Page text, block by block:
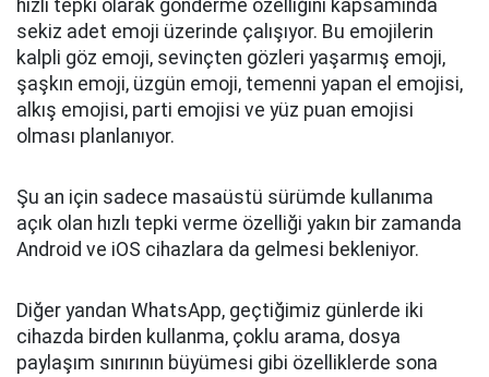
hızlı tepki olarak gönderme özelliğini kapsamında
sekiz adet emoji üzerinde çalışıyor. Bu emojilerin
kalpli göz emoji, sevinçten gözleri yaşarmış emoji,
şaşkın emoji, üzgün emoji, temenni yapan el emojisi,
alkış emojisi, parti emojisi ve yüz puan emojisi
olması planlanıyor.
Şu an için sadece masaüstü sürümde kullanıma
açık olan hızlı tepki verme özelliği yakın bir zamanda
Android ve iOS cihazlara da gelmesi bekleniyor.
Diğer yandan WhatsApp, geçtiğimiz günlerde iki
cihazda birden kullanma, çoklu arama, dosya
paylaşım sınırının büyümesi gibi özelliklerde sona